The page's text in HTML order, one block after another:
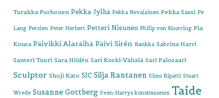
Turakka Purhonen Pekka Jylhä Pekka Nevalainen Pekka Sassi Pe
Lang Persien Peter Herbert Petteri Nisunen Philip von Knorring Pia
Kousa Päivikki Alaräihä Päivi Sirén Rankka Sabrina Harri
Santeri Tuori Sara Hildén Sari Koski-Vähälä Sari Palosaari
Sculptor Shoji Kato SIC Silja Rantanen Simo Ripatti Stuart
Wrede Susanne Gottberg Sven-Harrys konstmuseum Taide